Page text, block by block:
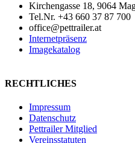
Kirchengasse 18, 9064
Tel.Nr. +43 660 37 87 700
office@pettrailer.at
Internetpräsenz
Imagekatalog
RECHTLICHES
Impressum
Datenschutz
Pettrailer Mitglied
Vereinsstatuten